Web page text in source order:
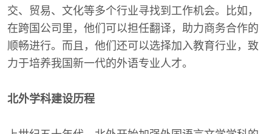
交、贸易、文化等多个行业寻找到工作机会。比如，
在跨国公司里，他们可以担任翻译，助力商务合作的
顺畅进行。而且，他们还可以选择加入教育行业，致
力于培养我国新一代的外语专业人才。
北外学科建设历程